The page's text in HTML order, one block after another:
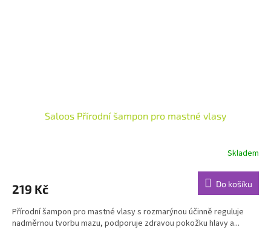
Saloos Přírodní šampon pro mastné vlasy
Skladem
219 Kč Do košíku
Přírodní šampon pro mastné vlasy s rozmarýnou účinně reguluje
nadměrnou tvorbu mazu, podporuje zdravou pokožku hlavy a...